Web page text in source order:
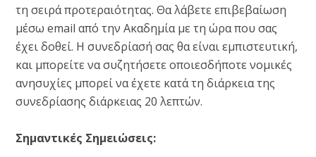
τη σειρά προτεραιότητας. Θα λάβετε επιβεβαίωση
μέσω email από την Ακαδημία με τη ώρα που σας
έχει δοθεί. Η συνεδρίασή σας θα είναι εμπιστευτική,
και μπορείτε να συζητήσετε οποιεσδήποτε νομικές
ανησυχίες μπορεί να έχετε κατά τη διάρκεια της
συνεδρίασης διάρκειας 20 λεπτών.
Σημαντικές Σημειώσεις: